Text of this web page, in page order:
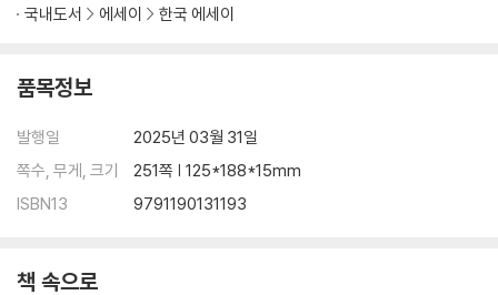
국내도서 에세이 한국 에세이
품목정보
발행일
2025년 03월 31일
쪽수, 무게, 크기
251쪽 | 125*188*15mm
ISBN13
9791190131193
책 속으로